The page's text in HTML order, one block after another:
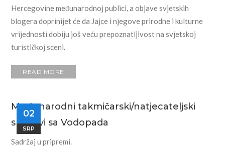
Hercegovine međunarodnoj publici, a objave svjetskih
blogera doprinijet će da Jajce i njegove prirodne i kulturne
vrijednosti dobiju još veću prepoznatljivost na svjetskoj
turističkoj sceni.
READ MORE
02
SRP
Međunarodni takmičarski/natjecateljski
skokovi sa Vodopada
Sadržaj u pripremi.